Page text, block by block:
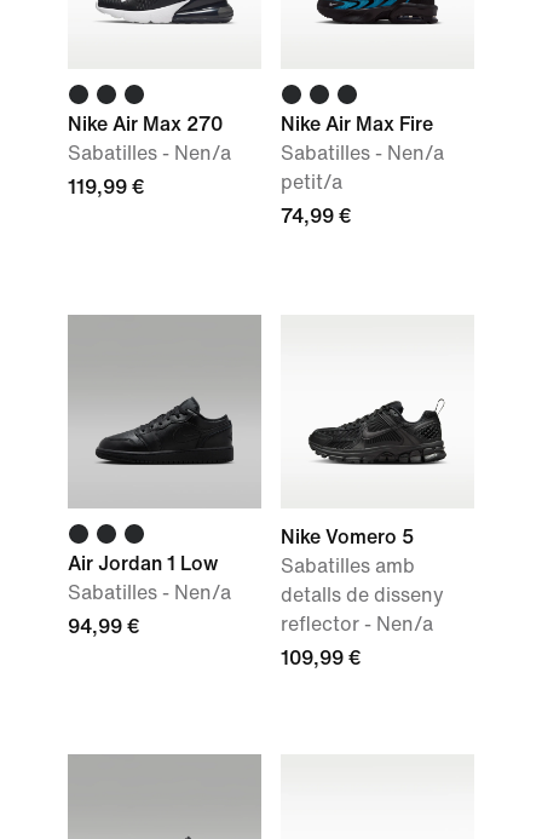
Nike Air Max 270
Sabatilles - Nen/a
119,99 €
Nike Air Max Fire
Sabatilles - Nen/a
petit/a
74,99 €
Air Jordan 1 Low
Sabatilles - Nen/a
94,99 €
Nike Vomero 5
Sabatilles amb
detalls de disseny
reflector - Nen/a
109,99 €